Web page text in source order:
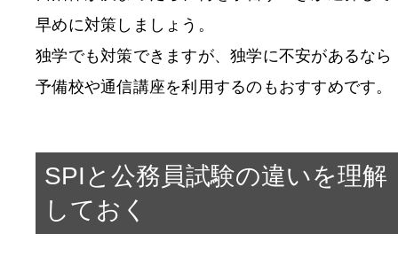
早めに対策しましょう。
独学でも対策できますが、独学に不安があるなら
予備校や通信講座を利用するのもおすすめです。
SPIと公務員試験の違いを理解
しておく